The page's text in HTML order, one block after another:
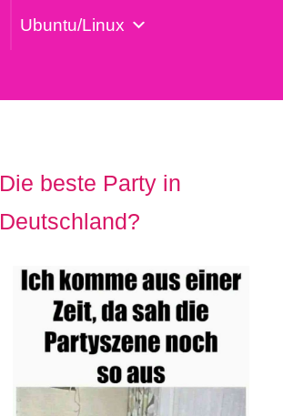
Ubuntu/Linux
Die beste Party in
Deutschland?